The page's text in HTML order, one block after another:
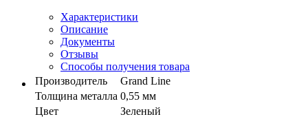
Характеристики
Описание
Документы
Отзывы
Способы получения товара
Производитель
Grand Line
Толщина металла 0,55 мм
Цвет
Зеленый